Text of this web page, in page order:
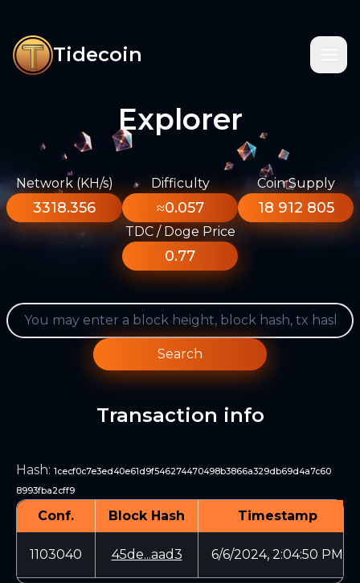
Tidecoin
Explorer
Network (KH/s)
3318.356
Difficulty
≈0.057
Coin Supply
18 912 805
TDC / Doge Price
0.77
Search
Transaction info
Hash: 1cecf0c7e3ed40e61d9f546274470498b3866a329db69d4a7c60
8993fba2cff9
Conf. Block Hash Timestamp
1103040 45de...aad3 6/6/2024, 2:04:50 PM